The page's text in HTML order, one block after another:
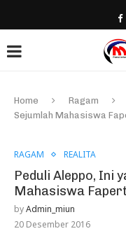
Home Ragam
Sejumlah Mahasiswa
RAGAM REALITA
Peduli Aleppo, Ini
Mahasiswa
byAdmin_miun
20 Desember 2016